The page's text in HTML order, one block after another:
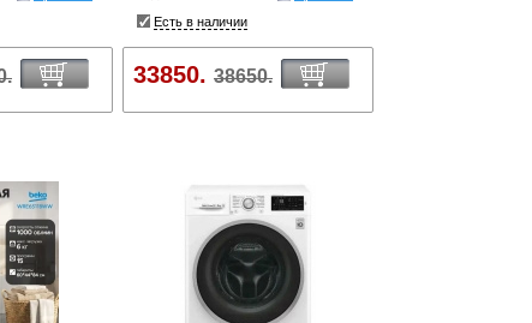
Есть в наличии
33850. 38650.